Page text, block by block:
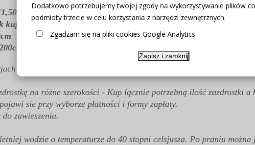
Dodatkowo potrzebujemy twojej zgody na wykorzystywanie plików
podmioty trzecie w celu korzystania z narzędzi zewnętrznych.
Zgadzam się na pliki cookies Google Analytics
Zapisz i zamknij
= 1sztuka) .....itd.
103-110cm
produktu
na różne szerokości - Kup łącznie potrzebną ilość zazdrostki
sie przy wyborze płatności i formy zapłaty.
zawieszenia.
wodzie o temperaturze do 40 stopni celsjusza. Po praniu